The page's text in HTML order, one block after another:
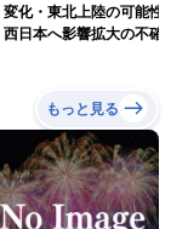
変化・東北上陸の可能性
西日本へ影響拡大の不確
もっと見る